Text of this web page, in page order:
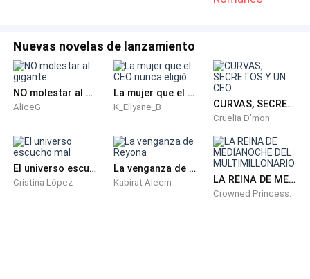
Nuevas novelas de lanzamiento
NO molestar al gigante
AliceG
La mujer que el CEO nunca eligió
K_Ellyane_B CURVAS, SECRETOS Y UN CEO
Cruelia D’mon
El universo escucho mal
Cristina López
La venganza de Reyona
Kabirat Aleem LA REINA DE MEDIANOCHE DEL MULTIMILLONARIO
Crowned Princess.